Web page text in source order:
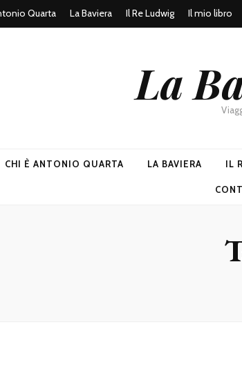
Quarta La Baviera Il Re Ludwig Il mio libro
La
CHI È ANTONIO QUARTA LA BAVIERA IL